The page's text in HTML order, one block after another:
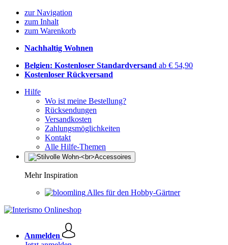
zur Navigation
zum Inhalt
zum Warenkorb
Nachhaltig Wohnen
Belgien: Kostenloser Standardversand ab € 54,90
Kostenloser Rückversand
Hilfe
Wo ist meine Bestellung?
Rücksendungen
Versandkosten
Zahlungsmöglichkeiten
Kontakt
Alle Hilfe-Themen
Mehr Inspiration
Alles für den Hobby-Gärtner
Anmelden